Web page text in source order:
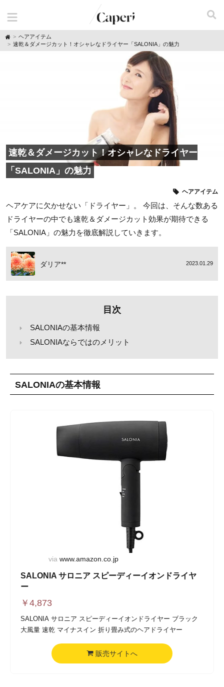
H
o
m
ヘアアイテム
速乾＆ダメージカット！オシャレなドライヤー「SALONIA」の魅力
速乾＆ダメージカット！オシャレなドライヤー
「SALONIA」の魅力
ヘアアイテム
ヘアケアに欠かせない「ドライヤー」。 今回は、そんな数ある
ドライヤーの中でも速乾＆ダメージカット効果が期待できる
「SALONIA」の魅力を徹底解説していきます。
ダリア** 2023.01.29
目次
SALONIAの基本情報
SALONIAならではのメリット
SALONIAの基本情報
via www.amazon.co.jp
SALONIA サロニア スピーディーイオンドライヤ
ー
￥ 4,873
SALONIA サロニア スピーディーイオンドライヤー ブラック
大風量 速乾 マイナスイン 折り畳み式のヘアドライヤー
販売サイトへ